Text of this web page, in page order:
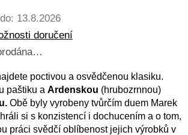
13.8.2026
doručení
poctivou a osvědčenou klasiku.
paštiku a Ardenskou (hrubozrnnou)
Obě byly vyrobeny tvůrčím duem Marek
si s konzistencí i dochucením a o tom,
práci svědčí oblíbenost jejich výrobků v